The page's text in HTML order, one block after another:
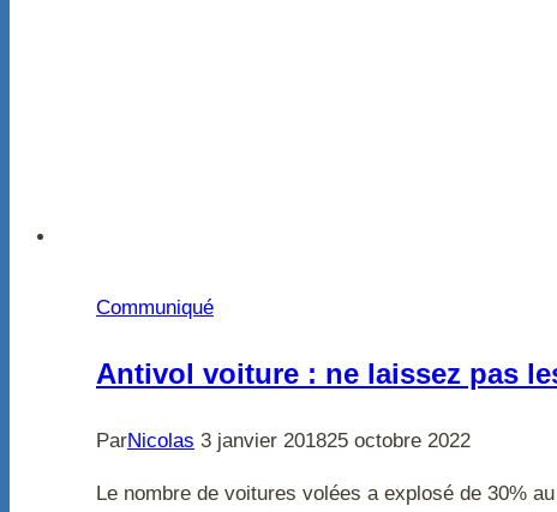
Communiqué
Antivol voiture : ne laissez pas
ParNicolas 3 janvier 201825 octobre 2022
Le nombre de voitures volées a explosé de 30%